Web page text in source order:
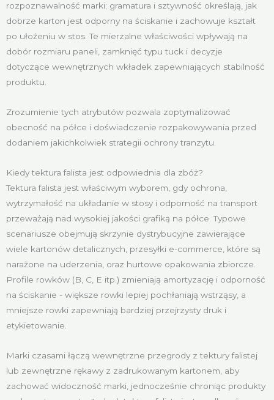
rozpoznawalność marki; gramatura i sztywność określają, jak
dobrze karton jest odporny na ściskanie i zachowuje kształt
po ułożeniu w stos. Te mierzalne właściwości wpływają na
dobór rozmiaru paneli, zamknięć typu tuck i decyzje
dotyczące wewnętrznych wkładek zapewniających stabilność
produktu.
Zrozumienie tych atrybutów pozwala zoptymalizować
obecność na półce i doświadczenie rozpakowywania przed
dodaniem jakichkolwiek strategii ochrony tranzytu.
Kiedy tektura falista jest odpowiednia dla zbóż?
Tektura falista jest właściwym wyborem, gdy ochrona,
wytrzymałość na układanie w stosy i odporność na transport
przeważają nad wysokiej jakości grafiką na półce. Typowe
scenariusze obejmują skrzynie dystrybucyjne zawierające
wiele kartonów detalicznych, przesyłki e-commerce, które są
narażone na uderzenia, oraz hurtowe opakowania zbiorcze.
Profile rowków (B, C, E itp.) zmieniają amortyzację i odporność
na ściskanie - większe rowki lepiej pochłaniają wstrząsy, a
mniejsze rowki zapewniają bardziej przejrzysty druk i
etykietowanie.
Marki czasami łączą wewnętrzne przegrody z tektury falistej
lub zewnętrzne rękawy z zadrukowanym kartonem, aby
zachować widoczność marki, jednocześnie chroniąc produkty